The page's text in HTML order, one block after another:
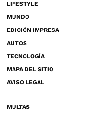
LIFESTYLE
MUNDO
EDICIÓN IMPRESA
AUTOS
TECNOLOGÍA
MAPA DEL SITIO
AVISO LEGAL
MULTAS